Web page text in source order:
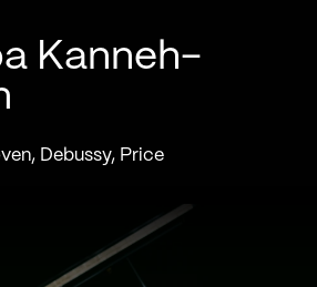
Kanneh-
Debussy, Price